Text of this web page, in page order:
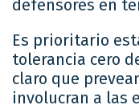
defensores en
Es prioritario
tolerancia cero
claro que
involucran a las